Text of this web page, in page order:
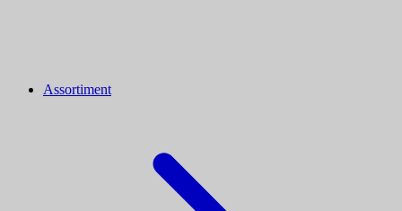
Assortiment